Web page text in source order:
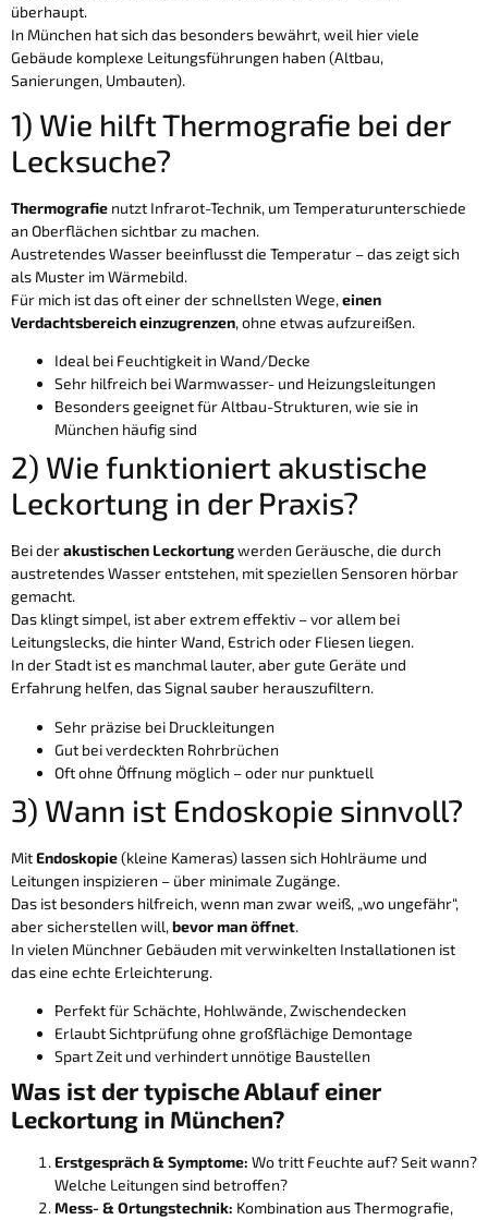
überhaupt.
In München hat sich das besonders bewährt, weil hier viele
Gebäude komplexe Leitungsführungen haben (Altbau,
Sanierungen, Umbauten).
1) Wie hilft Thermografie bei der
Lecksuche?
Thermografie nutzt Infrarot-Technik, um Temperaturunterschiede
an Oberflächen sichtbar zu machen.
Austretendes Wasser beeinflusst die Temperatur – das zeigt sich
als Muster im Wärmebild.
Für mich ist das oft einer der schnellsten Wege,einen
Verdachtsbereich einzugrenzen, ohne etwas aufzureißen.
Ideal bei Feuchtigkeit in Wand/Decke
Sehr hilfreich bei Warmwasser- und Heizungsleitungen
Besonders geeignet für Altbau-Strukturen, wie sie in
München häufig sind
2) Wie funktioniert akustische
Leckortung in der Praxis?
Bei derakustischen Leckortungwerden Geräusche, die durch
austretendes Wasser entstehen, mit speziellen Sensoren hörbar
gemacht.
Das klingt simpel, ist aber extrem effektiv – vor allem bei
Leitungslecks, die hinter Wand, Estrich oder Fliesen liegen.
In der Stadt ist es manchmal lauter, aber gute Geräte und
Erfahrung helfen, das Signal sauber herauszufiltern.
Sehr präzise bei Druckleitungen
Gut bei verdeckten Rohrbrüchen
Oft ohne Öffnung möglich – oder nur punktuell
3) Wann ist Endoskopie sinnvoll?
MitEndoskopie(kleine Kameras) lassen sich Hohlräume und
Leitungen inspizieren – über minimale Zugänge.
Das ist besonders hilfreich, wenn man zwar weiß, „wo ungefähr“,
aber sicherstellen will,bevor man öffnet.
In vielen Münchner Gebäuden mit verwinkelten Installationen ist
das eine echte Erleichterung.
Perfekt für Schächte, Hohlwände, Zwischendecken
Erlaubt Sichtprüfung ohne großflächige Demontage
Spart Zeit und verhindert unnötige Baustellen
Was ist der typische Ablauf einer
Leckortung in München?
Erstgespräch & Symptome: Wo tritt Feuchte auf? Seit wann?
Welche Leitungen sind betroffen?
Mess- & Ortungstechnik: Kombination aus Thermografie,